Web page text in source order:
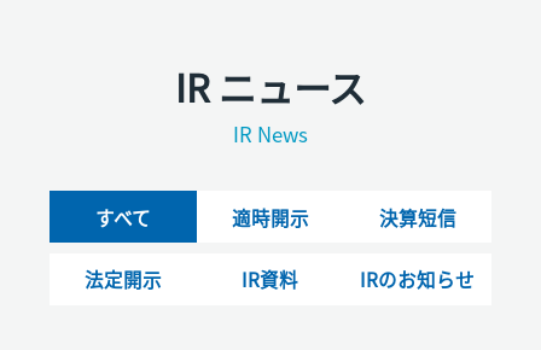
IR ニュース
IR News
すべて 適時開示 決算短信
法定開示 IR資料 IRのお知らせ